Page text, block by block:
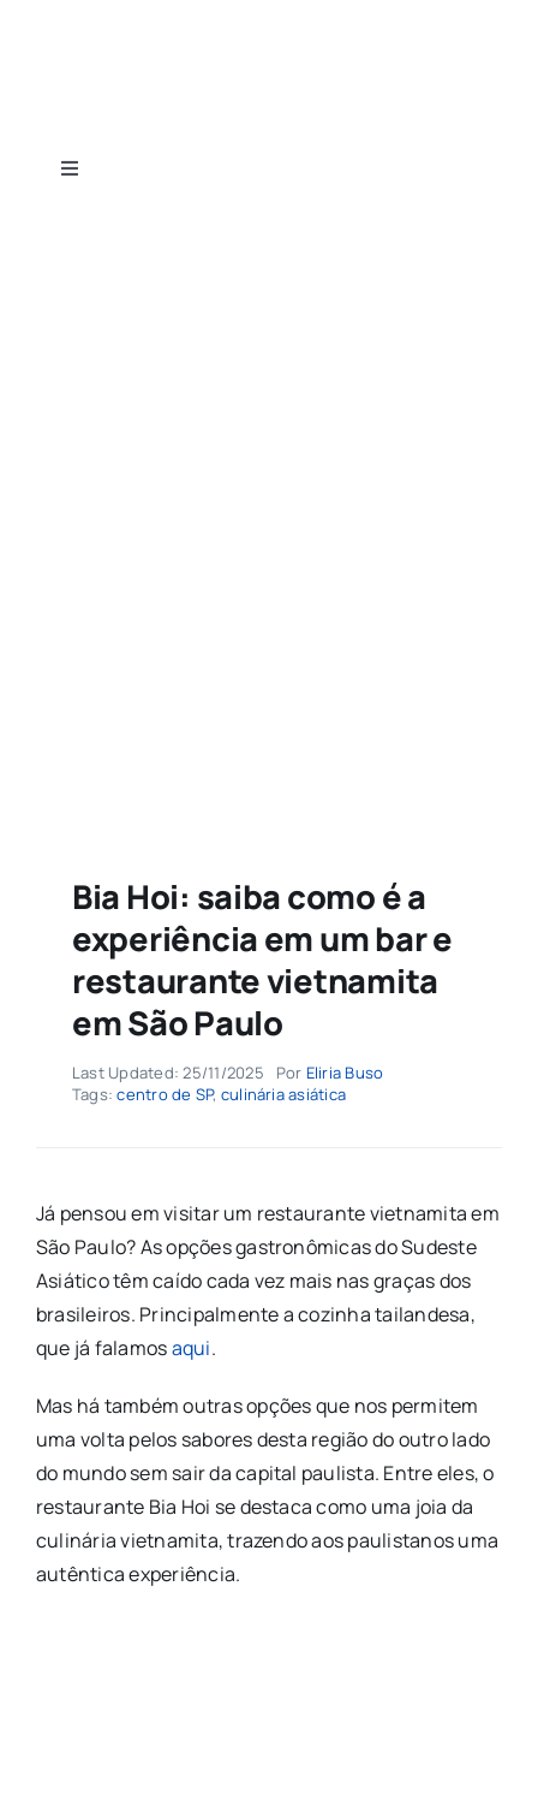
Toggle
Bia Hoi: saiba como é a
experiência em um bar e
restaurante vietnamita
em São Paulo
Last Updated: 25/11/2025 Por Eliria Buso
Tags:centro de SP, culinária asiática
Já pensou em visitar um restaurante vietnamita em
São Paulo? As opções gastronômicas do Sudeste
Asiático têm caído cada vez mais nas graças dos
brasileiros. Principalmente a cozinha tailandesa,
que já falamosaqui.
Mas há também outras opções que nos permitem
uma volta pelos sabores desta região do outro lado
do mundo sem sair da capital paulista. Entre eles, o
restaurante Bia Hoi se destaca como uma joia da
culinária vietnamita, trazendo aos paulistanos uma
autêntica experiência.